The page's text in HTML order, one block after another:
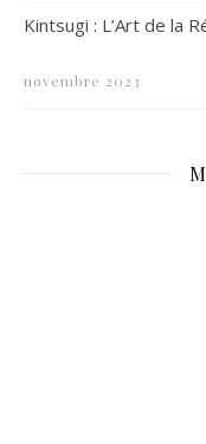
Kintsugi : L’Art de la
novembre 2023